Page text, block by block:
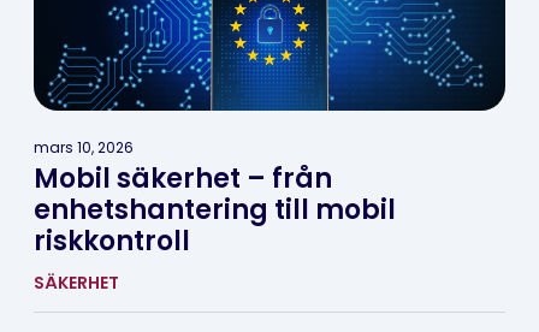
mars 10, 2026
Mobil säkerhet – från
enhetshantering till mobil
riskkontroll
SÄKERHET